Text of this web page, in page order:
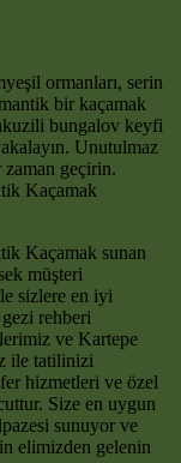
ormanları, serin
bir kaçamak
bungalov keyfi
Unutulmaz
geçirin.
Kaçamak
Kaçamak sunan
müşteri
sizlere en iyi
rehberi
ve Kartepe
ile tatilinizi
hizmetleri ve özel
Size en uygun
sunuyor ve
elimizden gelenin